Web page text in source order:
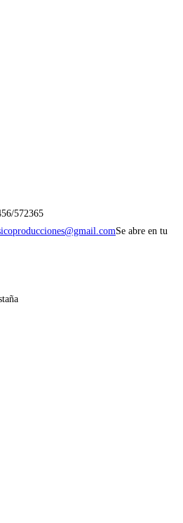
572365
Se abre en tu